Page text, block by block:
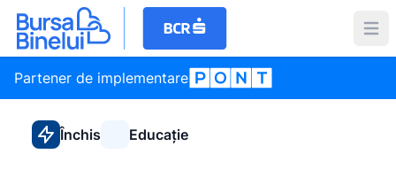
Partener de implementare
Închis Educație